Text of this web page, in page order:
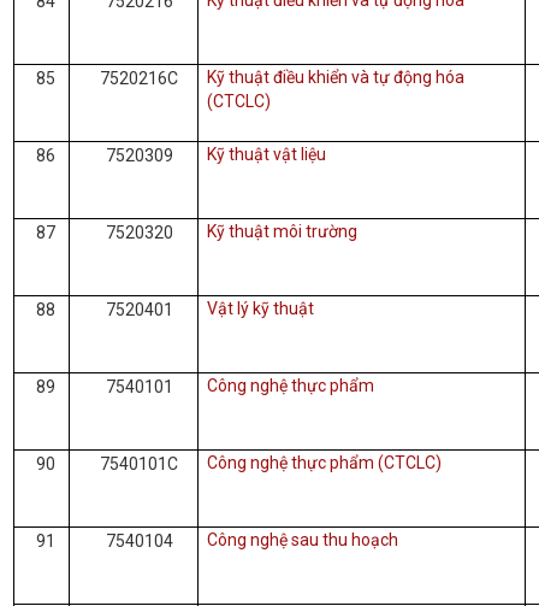
85 7520216C
Kỹ thuật điều khiển và tự động hóa
(CTCLC)
86 7520309 Kỹ thuật vật liệu
87 7520320 Kỹ thuật môi trường
88 7520401 Vật lý kỹ thuật
89 7540101 Công nghệ thực phẩm
90 7540101C Công nghệ thực phẩm (CTCLC)
91 7540104 Công nghệ sau thu hoạch